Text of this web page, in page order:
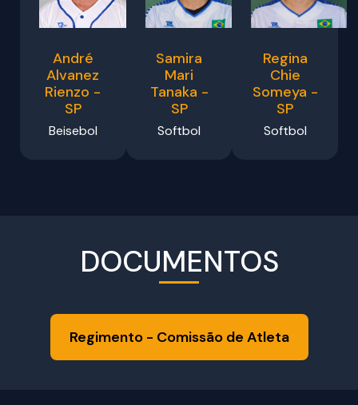
André
Alvanez
Rienzo -
SP
Beisebol
Samira
Mari
Tanaka -
SP
Softbol
Regina
Chie
Someya -
SP
Softbol
DOCUMENTOS
Regimento - Comissão de Atleta